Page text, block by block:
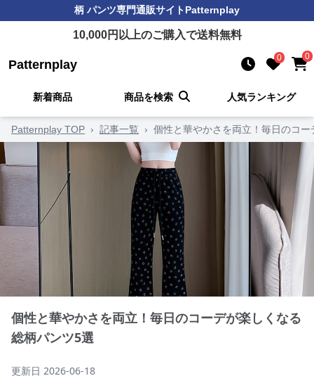
柄 パンツ専門通販サイトPatternplay
10,000円以上のご購入で送料無料
Patternplay 0 0
新着商品 商品を検索 人気ランキング
Patternplay TOP › 記事一覧 › 個性と華やかさを両立！毎日のコ
個性と華やかさを両立！毎日のコーデが楽しくなる
総柄パンツ5選
更新日 2026-06-18